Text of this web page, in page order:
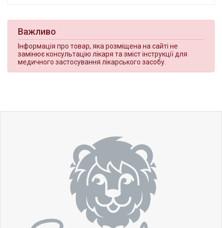
Важливо
Інформація про товар, яка розміщена на сайті не
замінює консультацію лікаря та зміст інструкції для
медичного застосування лікарського засобу.